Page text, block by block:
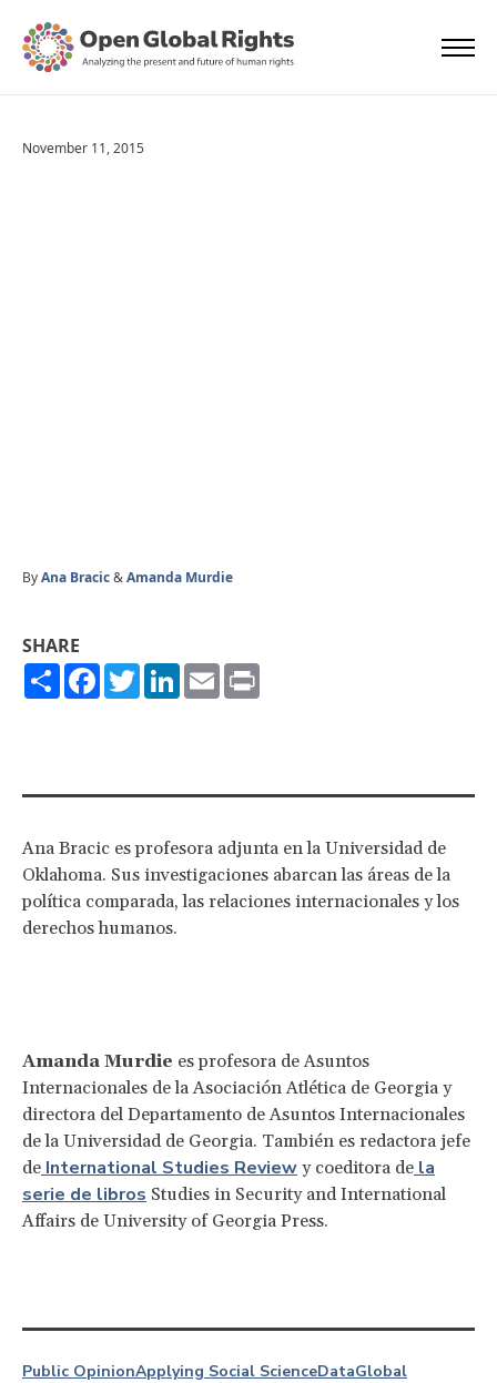
November 11, 2015
ByAna Bracic&Amanda Murdie
SHARE
ShareFacebook
TwitterLinkedIn
Email
Ana Bracic es profesora adjunta en la Universidad de
Oklahoma. Sus investigaciones abarcan las áreas de la
política comparada, las relaciones internacionales y los
derechos humanos.
Amanda Murdie es profesora de Asuntos
Internacionales de la Asociación Atlética de Georgia y
directora del Departamento de Asuntos Internacionales
de la Universidad de Georgia. También es redactora jefe
de International Studies Review y coeditora de la
serie de libros Studies in Security and International
Affairs de University of Georgia Press.
Public OpinionApplying Social ScienceDataGlobal